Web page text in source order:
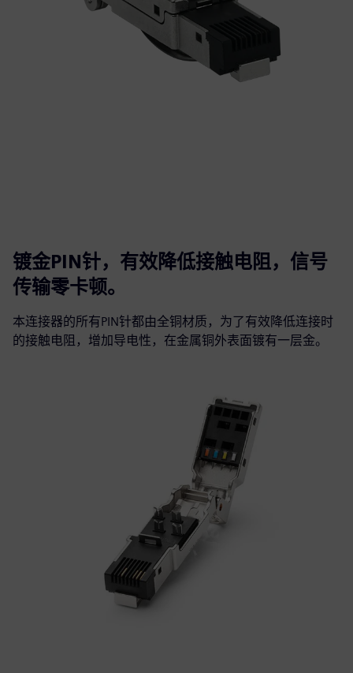
镀金PIN针，有效降低接触电阻，信号
传输零卡顿。
本连接器的所有PIN针都由全铜材质，为了有效降低连接时
的接触电阻，增加导电性，在金属铜外表面镀有一层金。